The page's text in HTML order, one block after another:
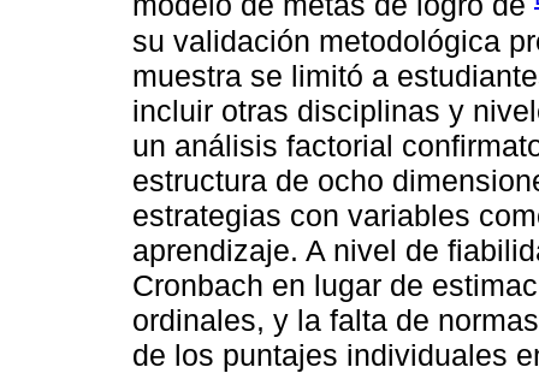
su validación metodológica
muestra se limitó a
incluir otras disciplinas y
un análisis factorial
estructura de ocho
estrategias con variables
aprendizaje. A nivel de
Cronbach en lugar de
ordinales, y la falta de
de los puntajes individuales